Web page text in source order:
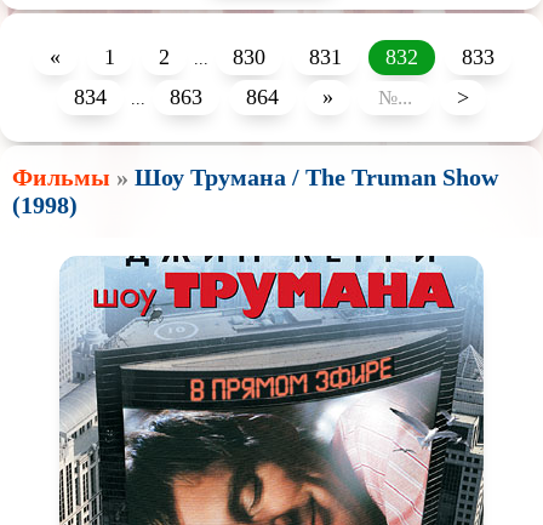
« 1 2 ... 830 831 832
833
834
... 863 864 » >
Фильмы » Шоу Трумана / The Truman Show
(1998)